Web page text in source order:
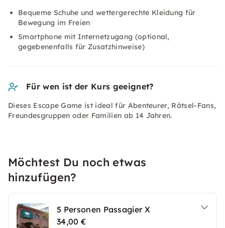
Bequeme Schuhe und wettergerechte Kleidung für
Bewegung im Freien
Smartphone mit Internetzugang (optional,
gegebenenfalls für Zusatzhinweise)
Für wen ist der Kurs geeignet?
Dieses Escape Game ist ideal für Abenteurer, Rätsel-Fans,
Freundesgruppen oder Familien ab 14 Jahren.
Möchtest Du noch etwas
hinzufügen?
5 Personen Passagier X
34,00 €